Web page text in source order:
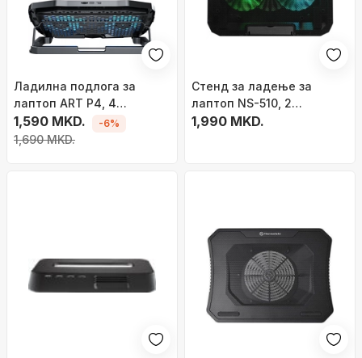
Ладилна подлога за
лаптоп ART P4, 4
вентилатори, ЛЕД, за 9-
17\"
1,590 MKD.
1,690 MKD.
-6%
Стенд за ладење за
лаптоп NS-510, 2
вентилатори, rainbow
1,990 MKD.